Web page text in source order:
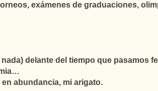
exámenes de graduaciones,
delante del tiempo que pasamos
abundancia, mi arigato.